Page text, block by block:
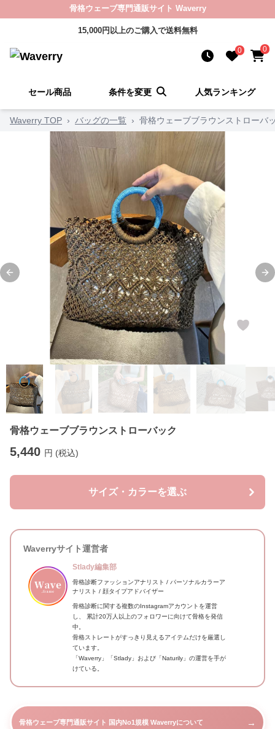
骨格ウェーブ専門通販サイト Waverry
15,000円以上のご購入で送料無料
0 0
セール商品 条件を変更 人気ランキング
Waverry TOP › バッグの一覧 › 骨格ウェーブブラウンストローバ
Previous slide
骨格ウェーブブラウンストローバック
5,440 円 (税込)
サイズ・カラーを選ぶ
Waverryサイト運営者
Stlady編集部
骨格診断ファッションアナリスト / パーソナルカラーア
ナリスト / 顔タイプアドバイザー
骨格診断に関する複数のInstagramアカウントを運営
し、 累計20万人以上のフォロワーに向けて骨格を発信
中。
骨格ストレートがすっきり見えるアイテムだけを厳選し
ています。
「Waverry」「Stlady」および「Naturily」の運営を手が
けている。
骨格ウェーブ専門通販サイト 国内No1規模 Waverryについて →